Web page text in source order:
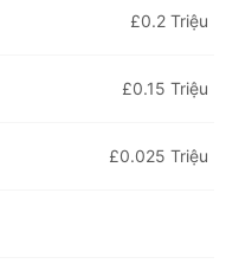
£0.2 Triệu
£0.15 Triệu
£0.025 Triệu